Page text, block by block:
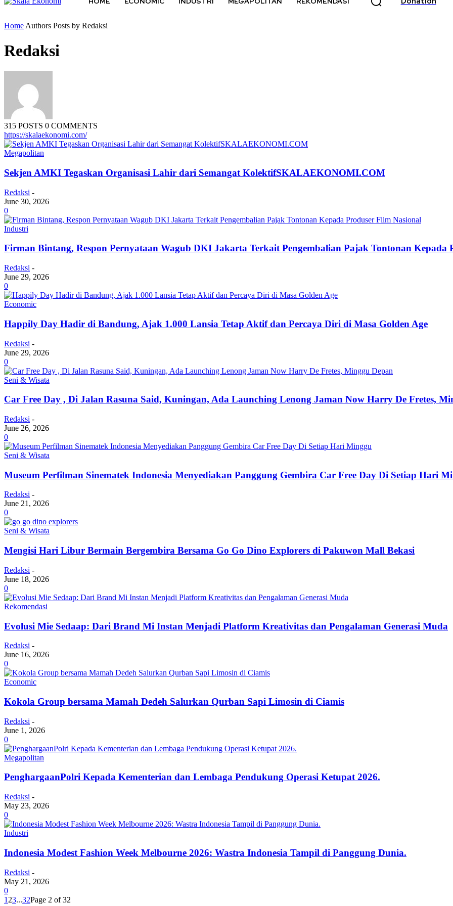
Home Authors Posts by Redaksi
Redaksi
315 POSTS 0 COMMENTS
https://skalaekonomi.com/
Megapolitan
Sekjen AMKI Tegaskan Organisasi Lahir dari Semangat KolektifSKALAEKONOMI.COM
Redaksi -
June 30, 2026
0
Industri
Firman Bintang, Respon Pernyataan Wagub DKI Jakarta Terkait Pengembalian Pajak Tontonan Kepada
Redaksi -
June 29, 2026
0
Economic
Happily Day Hadir di Bandung, Ajak 1.000 Lansia Tetap Aktif dan Percaya Diri di Masa Golden Age
Redaksi -
June 29, 2026
0
Seni & Wisata
Car Free Day , Di Jalan Rasuna Said, Kuningan, Ada Launching Lenong Jaman Now Harry De Fretes,
Redaksi -
June 26, 2026
0
Seni & Wisata
Museum Perfilman Sinematek Indonesia Menyediakan Panggung Gembira Car Free Day Di Setiap Hari
Redaksi -
June 21, 2026
0
Seni & Wisata
Mengisi Hari Libur Bermain Bergembira Bersama Go Go Dino Explorers di Pakuwon Mall Bekasi
Redaksi -
June 18, 2026
0
Rekomendasi
Evolusi Mie Sedaap: Dari Brand Mi Instan Menjadi Platform Kreativitas dan Pengalaman Generasi Muda
Redaksi -
June 16, 2026
0
Economic
Kokola Group bersama Mamah Dedeh Salurkan Qurban Sapi Limosin di Ciamis
Redaksi -
June 1, 2026
0
Megapolitan
PenghargaanPolri Kepada Kementerian dan Lembaga Pendukung Operasi Ketupat 2026.
Redaksi -
May 23, 2026
0
Industri
Indonesia Modest Fashion Week Melbourne 2026: Wastra Indonesia Tampil di Panggung Dunia.
Redaksi -
May 21, 2026
0
1 23...32Page 2 of 32